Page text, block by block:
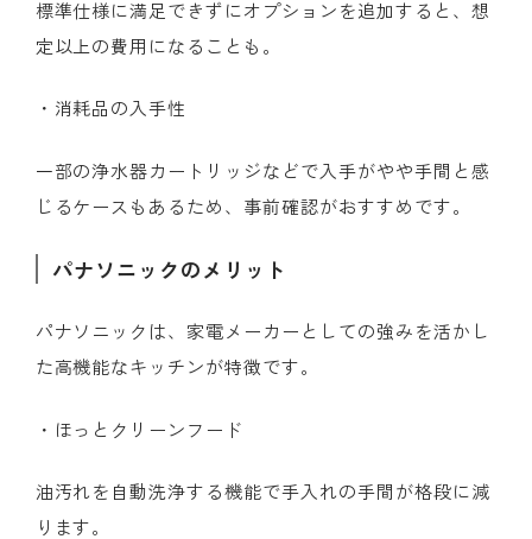
標準仕様に満足できずにオプションを追加すると、想
定以上の費用になることも。
・消耗品の入手性
一部の浄水器カートリッジなどで入手がやや手間と感
じるケースもあるため、事前確認がおすすめです。
パナソニックのメリット
パナソニックは、家電メーカーとしての強みを活かし
た高機能なキッチンが特徴です。
・ほっとクリーンフード
油汚れを自動洗浄する機能で手入れの手間が格段に減
ります。